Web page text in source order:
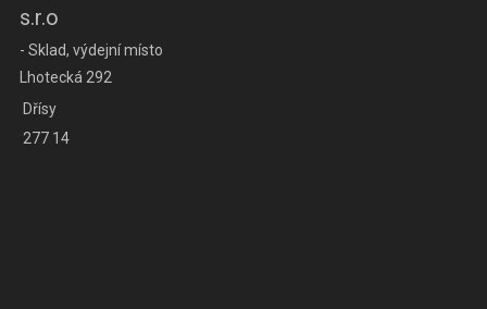
s.r.o
- Sklad, výdejní místo
Lhotecká 292
Dřísy
277 14